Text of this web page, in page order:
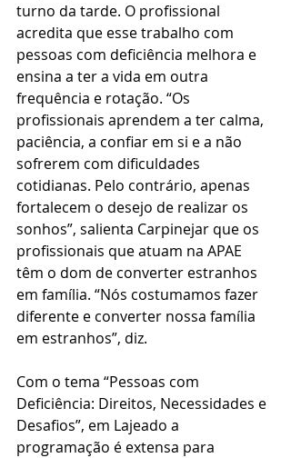
turno da tarde. O profissional
acredita que esse trabalho com
pessoas com deficiência melhora e
ensina a ter a vida em outra
frequência e rotação. “Os
profissionais aprendem a ter calma,
paciência, a confiar em si e a não
sofrerem com dificuldades
cotidianas. Pelo contrário, apenas
fortalecem o desejo de realizar os
sonhos”, salienta Carpinejar que os
profissionais que atuam na APAE
têm o dom de converter estranhos
em família. “Nós costumamos fazer
diferente e converter nossa família
em estranhos”, diz.
Com o tema “Pessoas com
Deficiência: Direitos, Necessidades e
Desafios”, em Lajeado a
programação é extensa para